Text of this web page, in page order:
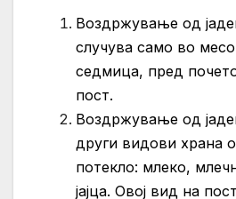
Воздржување од
случува само во
седмица, пред
пост.
Воздржување од
други видови храна
потекло: млеко,
јајца. Овој вид на